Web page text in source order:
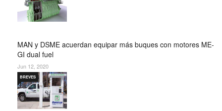
MAN y DSME acuerdan equipar más buques con motores ME-
GI dual fuel
Jun 12, 2020
BREVES